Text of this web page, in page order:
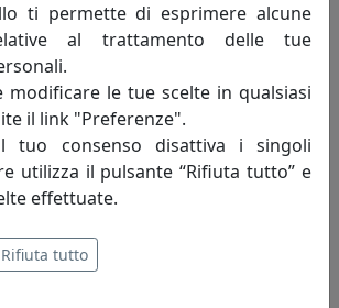
ti permette di esprimere alcune
al trattamento delle tue
modificare le tue scelte in qualsiasi
il link "Preferenze".
tuo consenso disattiva i singoli
utilizza il pulsante “Rifiuta tutto” e
effettuate.
Rifiuta tutto